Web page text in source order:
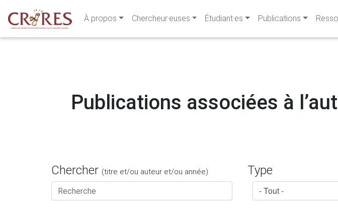
À propos Chercheur·euses Étudiant·es Publications
Publications associées à
Chercher (titre et/ou auteur et/ou année) Type